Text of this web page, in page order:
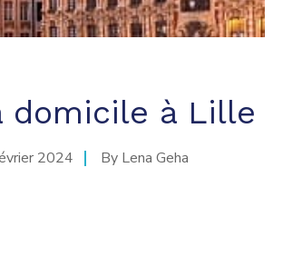
domicile à Lille
2024 By Lena Geha